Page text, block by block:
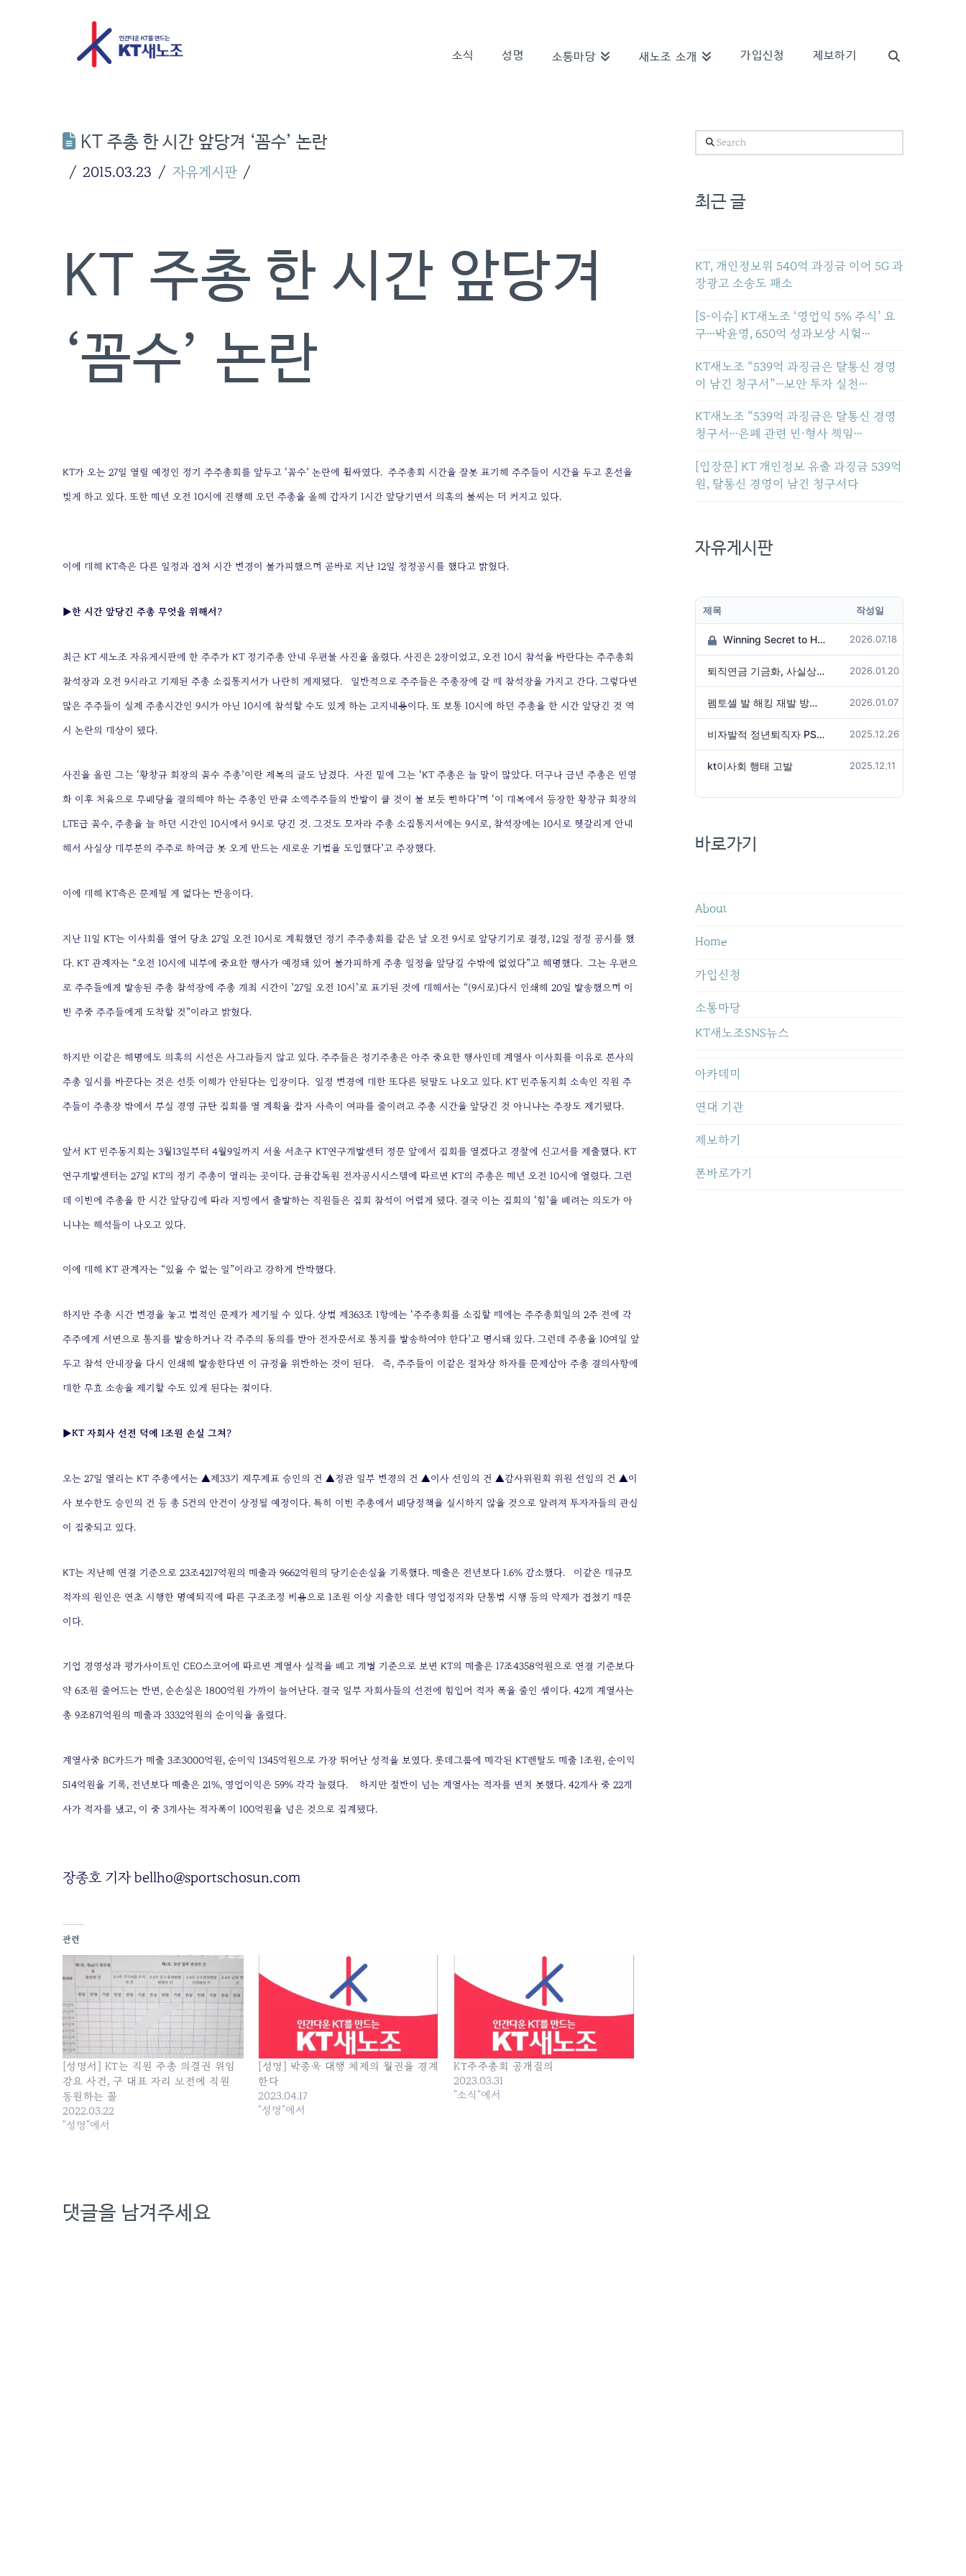
소식 성명 소통마당 새노조 소개 가입신청 제보하기
KT 주총 한 시간 앞당겨 ‘꼼수’ 논란
2015.03.23 자유게시판
KT 주총 한 시간 앞당겨
‘꼼수’ 논란
KT가 오는 27일 열릴 예정인 정기 주주총회를 앞두고 ‘꼼수’ 논란에 휩싸였다. 주주총회 시간을 잘못 표기해 주주들이 시간을 두고 혼선을
빚게 하고 있다. 또한 매년 오전 10시에 진행해 오던 주총을 올해 갑자기 1시간 앞당기면서 의혹의 불씨는 더 커지고 있다.
이에 대해 KT측은 다른 일정과 겹쳐 시간 변경이 불가피했으며 곧바로 지난 12일 정정공시를 했다고 밝혔다.
▶한 시간 앞당긴 주총 무엇을 위해서?
최근 KT 새노조 자유게시판에 한 주주가 KT 정기주총 안내 우편물 사진을 올렸다. 사진은 2장이었고, 오전 10시 참석을 바란다는 주주총회
참석장과 오전 9시라고 기재된 주총 소집통지서가 나란히 게재됐다.
일반적으로 주주들은 주총장에 갈 때 참석장을 가지고 간다. 그렇다면
많은 주주들이 실제 주총시간인 9시가 아닌 10시에 참석할 수도 있게 하는 고지내용이다. 또 보통 10시에 하던 주총을 한 시간 앞당긴 것 역
시 논란의 대상이 됐다.
사진을 올린 그는 ‘황창규 회장의 꼼수 주총’이란 제목의 글도 남겼다. 사진 밑에 그는 ‘KT 주총은 늘 말이 많았다. 더구나 금년 주총은 민영
화 이후 처음으로 무배당을 결의해야 하는 주총인 만큼 소액주주들의 반발이 클 것이 불 보듯 뻔하다’며 ‘이 대목에서 등장한 황창규 회장의
LTE급 꼼수, 주총을 늘 하던 시간인 10시에서 9시로 당긴 것. 그것도 모자라 주총 소집통지서에는 9시로, 참석장에는 10시로 헷갈리게 안내
해서 사실상 대부분의 주주로 하여금 못 오게 만드는 새로운 기법을 도입했다’고 주장했다.
이에 대해 KT측은 문제될 게 없다는 반응이다.
지난 11일 KT는 이사회를 열어 당초 27일 오전 10시로 계획했던 정기 주주총회를 같은 날 오전 9시로 앞당기기로 결정, 12일 정정 공시를 했
다. KT 관계자는 “오전 10시에 내부에 중요한 행사가 예정돼 있어 불가피하게 주총 일정을 앞당길 수밖에 없었다”고 해명했다. 그는 우편으
로 주주들에게 발송된 주총 참석장에 주총 개최 시간이 ’27일 오전 10시’로 표기된 것에 대해서는 “(9시로)다시 인쇄해 20일 발송했으며 이
번 주중 주주들에게 도착할 것”이라고 밝혔다.
하지만 이같은 해명에도 의혹의 시선은 사그라들지 않고 있다. 주주들은 정기주총은 아주 중요한 행사인데 계열사 이사회를 이유로 본사의
주총 일시를 바꾼다는 것은 선뜻 이해가 안된다는 입장이다. 일정 변경에 대한 또다른 뒷말도 나오고 있다. KT 민주동지회 소속인 직원 주
주들이 주총장 밖에서 부실 경영 규탄 집회를 열 계획을 잡자 사측이 여파를 줄이려고 주총 시간을 앞당긴 것 아니냐는 주장도 제기됐다.
앞서 KT 민주동지회는 3월13일부터 4월9일까지 서울 서초구 KT연구개발센터 정문 앞에서 집회를 열겠다고 경찰에 신고서를 제출했다. KT
연구개발센터는 27일 KT의 정기 주총이 열리는 곳이다. 금융감독원 전자공시시스템에 따르면 KT의 주총은 매년 오전 10시에 열렸다. 그런
데 이번에 주총을 한 시간 앞당김에 따라 지방에서 출발하는 직원들은 집회 참석이 어렵게 됐다. 결국 이는 집회의 ‘힘’을 빼려는 의도가 아
니냐는 해석들이 나오고 있다.
이에 대해 KT 관계자는 “있을 수 없는 일”이라고 강하게 반박했다.
하지만 주총 시간 변경을 놓고 법적인 문제가 제기될 수 있다. 상법 제363조 1항에는 ‘주주총회를 소집할 때에는 주주총회일의 2주 전에 각
주주에게 서면으로 통지를 발송하거나 각 주주의 동의를 받아 전자문서로 통지를 발송하여야 한다’고 명시돼 있다. 그런데 주총을 10여일 앞
두고 참석 안내장을 다시 인쇄해 발송한다면 이 규정을 위반하는 것이 된다.
즉, 주주들이 이같은 절차상 하자를 문제삼아 주총 결의사항에
대한 무효 소송을 제기할 수도 있게 된다는 점이다.
▶KT 자회사 선전 덕에 1조원 손실 그쳐?
오는 27일 열리는 KT 주총에서는 ▲제33기 재무제표 승인의 건 ▲정관 일부 변경의 건 ▲이사 선임의 건 ▲감사위원회 위원 선임의 건 ▲이
사 보수한도 승인의 건 등 총 5건의 안건이 상정될 예정이다. 특히 이번 주총에서 배당정책을 실시하지 않을 것으로 알려져 투자자들의 관심
이 집중되고 있다.
KT는 지난해 연결 기준으로 23조4217억원의 매출과 9662억원의 당기순손실을 기록했다. 매출은 전년보다 1.6% 감소했다.
이같은 대규모
적자의 원인은 연초 시행한 명예퇴직에 따른 구조조정 비용으로 1조원 이상 지출한 데다 영업정지와 단통법 시행 등의 악재가 겹쳤기 때문
이다.
기업 경영성과 평가사이트인 CEO스코어에 따르면 계열사 실적을 빼고 개별 기준으로 보면 KT의 매출은 17조4358억원으로 연결 기준보다
약 6조원 줄어드는 반면, 순손실은 1800억원 가까이 늘어난다. 결국 일부 자회사들의 선전에 힘입어 적자 폭을 줄인 셈이다. 42개 계열사는
총 9조871억원의 매출과 3332억원의 순이익을 올렸다.
계열사중 BC카드가 매출 3조3000억원, 순이익 1345억원으로 가장 뛰어난 성적을 보였다. 롯데그룹에 매각된 KT렌탈도 매출 1조원, 순이익
514억원을 기록, 전년보다 매출은 21%, 영업이익은 59% 각각 늘렸다.
하지만 절반이 넘는 계열사는 적자를 면치 못했다. 42개사 중 22개
사가 적자를 냈고, 이 중 3개사는 적자폭이 100억원을 넘은 것으로 집계됐다.
장종호 기자 bellho@sportschosun.com
관련
[성명서] KT는 직원 주총 의결권 위임
강요 사건, 구 대표 자리 보전에 직원
동원하는 꼴
2022.03.22
"성명"에서
[성명] 박종욱 대행 체제의 월권을 경계
한다
2023.04.17
"성명"에서
KT주주총회 공개질의
2023.03.31
"소식"에서
댓글을 남겨주세요
Search
최근 글
KT, 개인정보위 540억 과징금 이어 5G 과
장광고 소송도 패소
[S-이슈] KT새노조 ‘영업익 5% 주식’ 요
구…박윤영, 650억 성과보상 시험…
KT새노조 “539억 과징금은 탈통신 경영
이 남긴 청구서”…보안 투자 실천…
KT새노조 “539억 과징금은 탈통신 경영
청구서…은폐 관련 민·형사 책임…
[입장문] KT 개인정보 유출 과징금 539억
원, 탈통신 경영이 남긴 청구서다
자유게시판
제목 작성일
Winning Secret to Hit the Jackpot! 2026.07.18
퇴직연금 기금화, 사실상 국가가 관리하겠다는 것인가? 2026.01.20
펨토셀 발 해킹 재발 방지 위해서는 2026.01.07
비자발적 정년퇴직자 PS성과급 미지급은 임금체불 아닌가? 2025.12.26
kt이사회 행태 고발 2025.12.11
바로가기
About
Home
가입신청
소통마당
KT새노조SNS뉴스
아카데미
연대 기관
제보하기
폰바로가기